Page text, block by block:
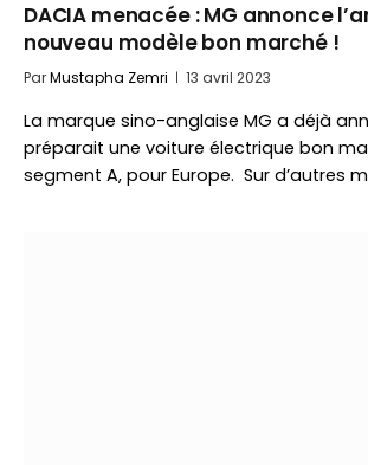
DACIA menacée : MG annonce
nouveau modèle bon marché !
ParMustapha Zemri 13 avril 2023
La marque sino-anglaise MG a déjà
préparait une voiture électrique bon
segment A, pour Europe. Sur d’autres